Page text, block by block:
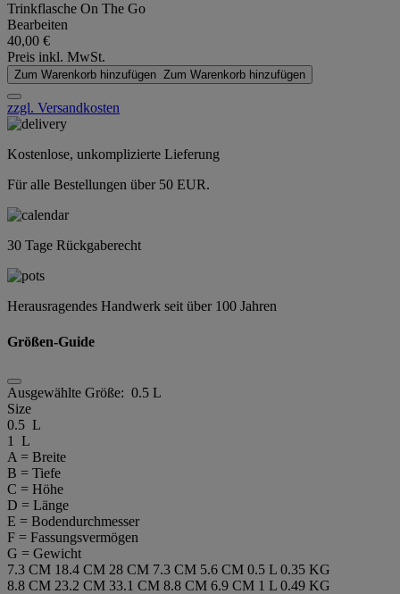
Trinkflasche On The Go
Bearbeiten
40,00 €
Preis inkl. MwSt.
Zum Warenkorb hinzufügen Zum Warenkorb hinzufügen
zzgl. Versandkosten
Kostenlose, unkomplizierte Lieferung
Für alle Bestellungen über 50 EUR.
30 Tage Rückgaberecht
Herausragendes Handwerk seit über 100 Jahren
Größen-Guide
Ausgewählte Größe: 0.5 L
Size
0.5 L
1 L
A = Breite
B = Tiefe
C = Höhe
D = Länge
E = Bodendurchmesser
F = Fassungsvermögen
G = Gewicht
7.3 CM 18.4 CM 28 CM 7.3 CM 5.6 CM 0.5 L 0.35 KG
8.8 CM 23.2 CM 33.1 CM 8.8 CM 6.9 CM 1 L 0.49 KG